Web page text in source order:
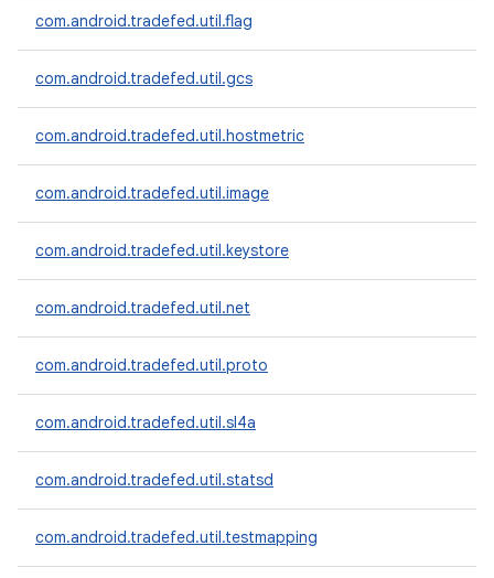
com.android.tradefed.util.flag
com.android.tradefed.util.gcs
com.android.tradefed.util.hostmetric
com.android.tradefed.util.image
com.android.tradefed.util.keystore
com.android.tradefed.util.net
com.android.tradefed.util.proto
com.android.tradefed.util.sl4a
com.android.tradefed.util.statsd
com.android.tradefed.util.testmapping